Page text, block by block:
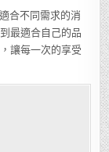
合不同需求的消
最適合自己的品
讓每一次的享受